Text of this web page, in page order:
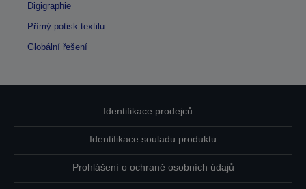
Digigraphie
Přímý potisk textilu
Globální řešení
Identifikace prodejců
Identifikace souladu produktu
Prohlášení o ochraně osobních údajů